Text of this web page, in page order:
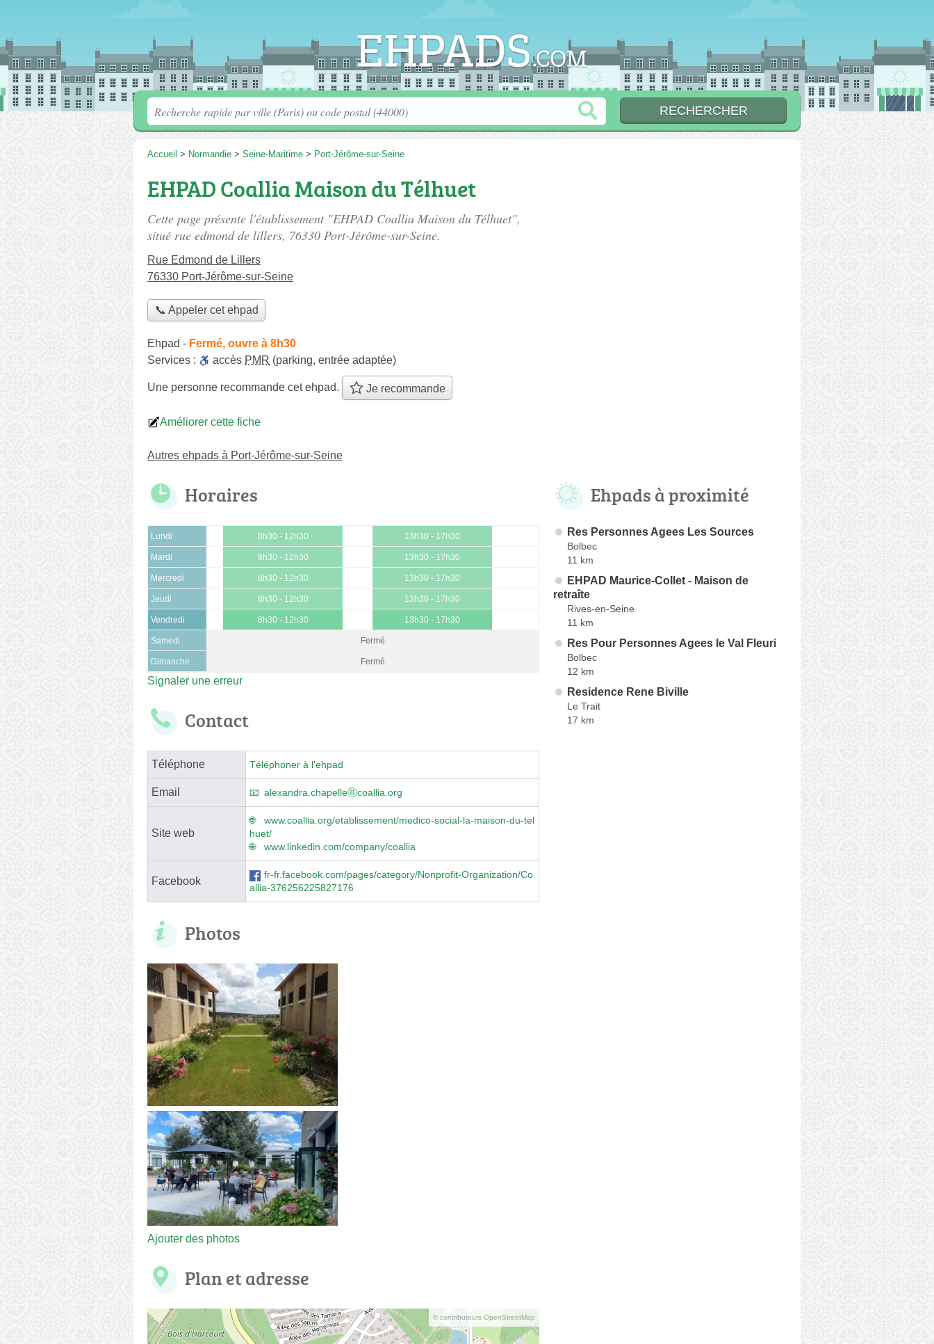
Accueil > Normandie > Seine-Maritime > Port-Jérôme-sur-Seine
EHPAD Coallia Maison du Télhuet
Cette page présente l'établissement "EHPAD Coallia Maison du Télhuet",
situé rue edmond de lillers, 76330 Port-Jérôme-sur-Seine.
Rue Edmond de Lillers
76330 Port-Jérôme-sur-Seine
📞 Appeler cet ehpad
Ehpad - Fermé, ouvre à 8h30
Services :
accès PMR (parking, entrée adaptée)
Une personne recommande cet ehpad. Je recommande
Améliorer cette fiche
Autres ehpads à Port-Jérôme-sur-Seine
Horaires
Lundi 8h30 - 12h30 13h30 - 17h30
Mardi 8h30 - 12h30 13h30 - 17h30
Mercredi 8h30 - 12h30 13h30 - 17h30
Jeudi 8h30 - 12h30 13h30 - 17h30
Vendredi 8h30 - 12h30 13h30 - 17h30
Samedi Fermé
Dimanche Fermé
Signaler une erreur
Contact
Téléphone Téléphoner à l'ehpad
Email alexandra.chapelleⓐcoallia.org
Site web
www.coallia.org/etablissement/medico-social-la-maison-du-tel
huet/
www.linkedin.com/company/coallia
Facebook
fr-fr.facebook.com/pages/category/Nonprofit-Organization/Co
allia-376256225827176
Photos
Ajouter des photos
Plan et adresse
© contributeurs OpenStreetMap
Ehpads à proximité
Res Personnes Agees Les Sources
Bolbec
11 km
EHPAD Maurice-Collet - Maison de
retraîte
Rives-en-Seine
11 km
Res Pour Personnes Agees le Val Fleuri
Bolbec
12 km
Residence Rene Biville
Le Trait
17 km